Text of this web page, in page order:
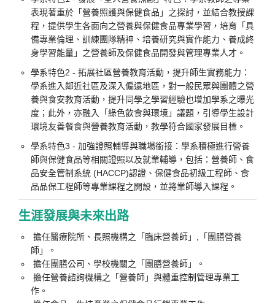
表現著重於「營養照護與保健食品」之探討，並結合教授課
程，提供學生各面向之營養與保健食品專業學習，培育「具
備專業倫理、訓練團隊精神、培養研究與實作能力、養成終
身學習能量」之營養師及保健食品開發與管理專業人才。
學系特色2 - 拓展社區營養教育活動，提升師生實務能力：
學系進入鄰近社區及深入偏遠地區，對一般民眾與團體之營
養與食安教育活動，提升同學之學習經驗也增加學系之曝光
度；此外，亦融入「綠色飲食與環境」議題，引導學生設計
環境友善餐食與營養教育活動，教學符合國家發展目標。
學系特色3 - 加強證照輔導與職場銜接：學系積極進行營養
師與保健食品等相關證照以及就業輔導，包括：營養師、食
品安全管制系統 (HACCP)認證、保健食品初級工程師、食
品品保工程師等專業課程之開設，並將業師導入課程。
生涯發展與未來出路
擔任醫療院所、長照機構之「臨床營養師」,「團膳營養
師」。
擔任團膳公司、學校機關之「團膳營養師」。
擔任營養諮詢機構之「營養師」與體重控制管理專業工
作。